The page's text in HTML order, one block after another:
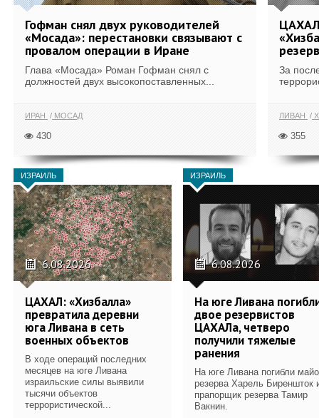
Гофман снял двух руководителей
«Мосада»: перестановки связывают с
провалом операции в Иране
Глава «Мосада» Роман Гофман снял с
должностей двух высокопоставленных...
ИРАН МОСАД
430
ЦАХАЛ
За
ЛИВАН
355
ИЗРАИЛЬ
6.08.2026
ЦАХАЛ: «Хизбалла»
превратила деревни
юга Ливана в сеть
военных объектов
В ходе операций последних
месяцев на юге Ливана
израильские силы выявили
тысячи объектов
террористической...
ИЗРАИЛЬ
6.08.2026
На юге Ливана
двое резервистов
ЦАХАЛа, четверо
получили тяжелые
ранения
На юге Ливана погибли
резерва Харель Биреншток
прапорщик резерва Тамир
Вакнин.